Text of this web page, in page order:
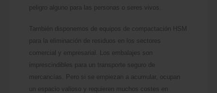
peligro alguno para las personas o seres vivos.
También disponemos de equipos de compactación HSM
para la eliminación de residuos en los sectores
comercial y empresarial. Los embalajes son
imprescindibles para un transporte seguro de
mercancías. Pero si se empiezan a acumular, ocupan
un espacio valioso y requieren muchos costes en